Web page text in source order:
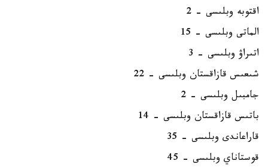
اقتوبە وبلىسى - 2
الماتى وبلىسى - 15
اتىراۋ وبلىسى - 3
شىعىس قازاقستان وبلىسى - 22
جامبىل وبلىسى - 2
باتىس قازاقستان وبلىسى - 14
قاراعاندى وبلىسى - 35
قوستاناي وبلىسى - 45